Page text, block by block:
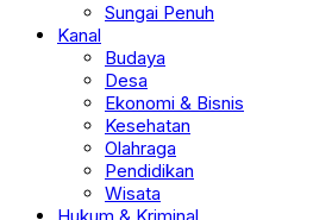
Sungai Penuh
Kanal
Budaya
Desa
Ekonomi & Bisnis
Kesehatan
Olahraga
Pendidikan
Wisata